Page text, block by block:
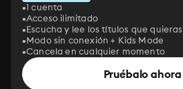
1 cuenta
Acceso ilimitado
Escucha y lee los títulos que quieras
Modo sin conexión + Kids Mode
Cancela en cualquier momento
Pruébalo ahora